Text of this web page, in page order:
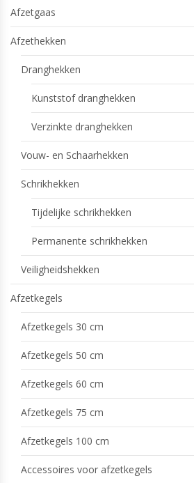
Afzetgaas
Afzethekken
Dranghekken
Kunststof dranghekken
Verzinkte dranghekken
Vouw- en Schaarhekken
Schrikhekken
Tijdelijke schrikhekken
Permanente schrikhekken
Veiligheidshekken
Afzetkegels
Afzetkegels 30 cm
Afzetkegels 50 cm
Afzetkegels 60 cm
Afzetkegels 75 cm
Afzetkegels 100 cm
Accessoires voor afzetkegels